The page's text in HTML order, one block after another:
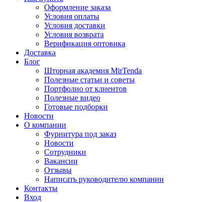
Оформление заказа
Условия оплаты
Условия доставки
Условия возврата
Верификация оптовика
Доставка
Блог
Шторная академия MirTenda
Полезные статьи и советы
Портфолио от клиентов
Полезные видео
Готовые подборки
Новости
О компании
Фурнитура под заказ
Новости
Сотрудники
Вакансии
Отзывы
Написать руководителю компании
Контакты
Вход